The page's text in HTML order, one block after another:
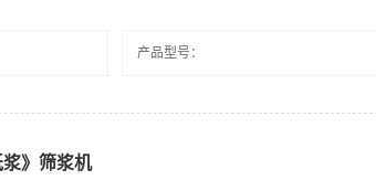
产品型号：
》筛浆机